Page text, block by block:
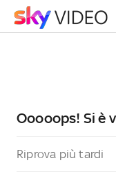
Ooooops! Si è
Riprova più tardi